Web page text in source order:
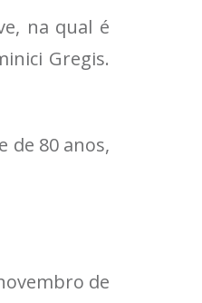
na qual é
Gregis.
de 80 anos,
de